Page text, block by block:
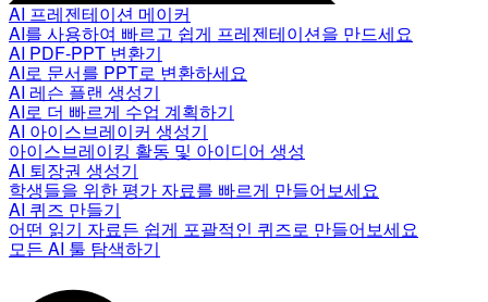
AI 프레젠테이션 메이커
AI를 사용하여 빠르고 쉽게 프레젠테이션을 만드세요
AI PDF-PPT 변환기
AI로 문서를 PPT로 변환하세요
AI 레슨 플랜 생성기
AI로 더 빠르게 수업 계획하기
AI 아이스브레이커 생성기
아이스브레이킹 활동 및 아이디어 생성
AI 퇴장권 생성기
학생들을 위한 평가 자료를 빠르게 만들어보세요
AI 퀴즈 만들기
어떤 읽기 자료든 쉽게 포괄적인 퀴즈로 만들어보세요
모든 AI 툴 탐색하기